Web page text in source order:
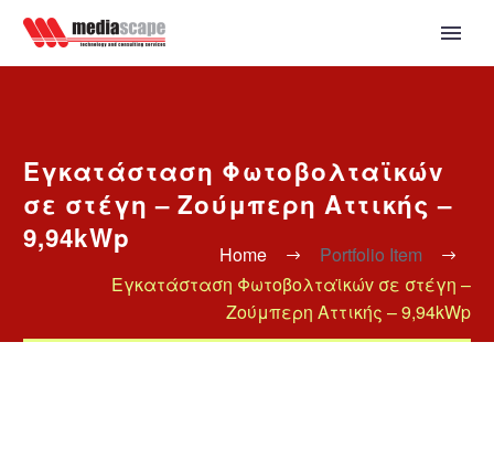
Εγκατάσταση Φωτοβολταϊκώv
σε στέγη – Ζούμπερη Αττικής –
9,94kWp
Home
Portfolio Item
Εγκατάσταση Φωτοβολταϊκώv σε στέγη –
Ζούμπερη Αττικής – 9,94kWp